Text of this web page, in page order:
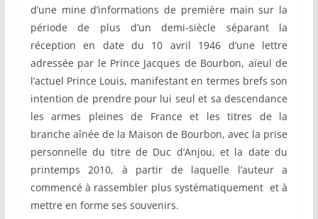
d’une mine d’informations de première main sur la
période de plus d’un demi-siècle séparant la
réception en date du 10 avril 1946 d’une lettre
adressée par le Prince Jacques de Bourbon, aïeul de
l’actuel Prince Louis, manifestant en termes brefs son
intention de prendre pour lui seul et sa descendance
les armes pleines de France et les titres de la
branche aînée de la Maison de Bourbon, avec la prise
personnelle du titre de Duc d’Anjou, et la date du
printemps 2010, à partir de laquelle l’auteur a
commencé à rassembler plus systématiquement et à
mettre en forme ses souvenirs.